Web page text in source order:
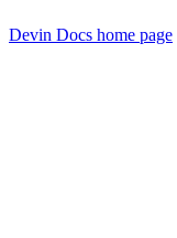
Devin Docs home page